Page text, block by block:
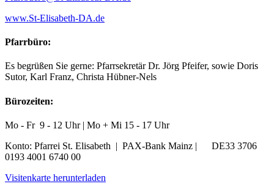
www.St-Elisabeth-DA.de
Pfarrbüro:
Es begrüßen Sie gerne: Pfarrsekretär Dr. Jörg Pfeifer, sowie Doris
Sutor, Karl Franz, Christa Hübner-Nels
Bürozeiten:
Mo - Fr 9 - 12 Uhr | Mo + Mi 15 - 17 Uhr
Konto: Pfarrei St. Elisabeth | PAX-Bank Mainz | DE33 3706
0193 4001 6740 00
Visitenkarte herunterladen